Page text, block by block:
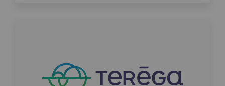
BE POSITIF, le programme de